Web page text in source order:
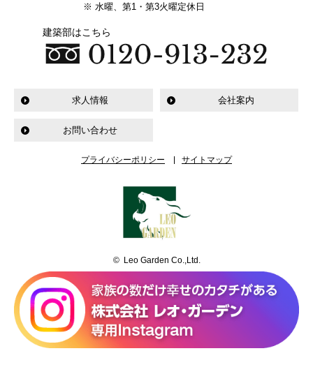
※ 水曜、第1・第3火曜定休日
建築部はこちら
求人情報 会社案内
お問い合わせ
プライバシーポリシー サイトマップ
© Leo Garden Co.,Ltd.